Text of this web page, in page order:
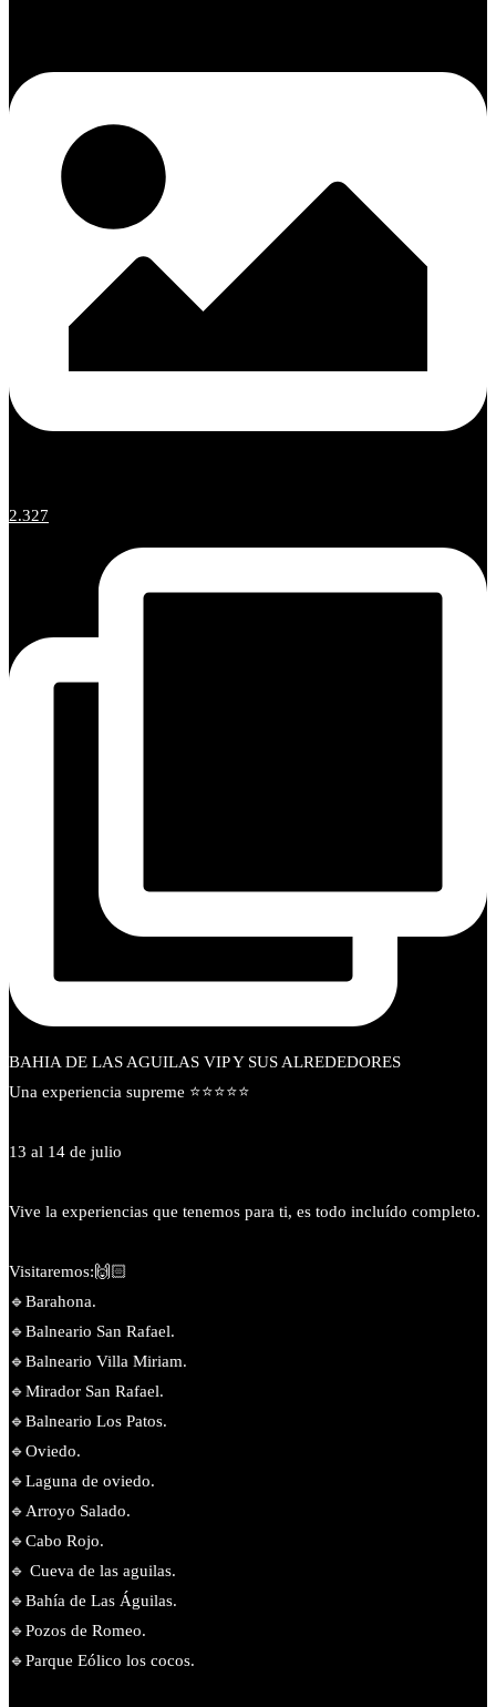
2.327
BAHIA DE LAS AGUILAS VIP Y SUS ALREDEDORES
Una experiencia supreme ⭐⭐⭐⭐⭐
13 al 14 de julio
Vive la experiencias que tenemos para ti, es todo incluído completo.
Visitaremos:🙌🏻
🔹️Barahona.
🔹️Balneario San Rafael.
🔹️Balneario Villa Miriam.
🔹Mirador San Rafael.
🔹️Balneario Los Patos.
🔹Oviedo.
🔹️Laguna de oviedo.
🔹️Arroyo Salado.
🔹Cabo Rojo.
🔹 Cueva de las aguilas.
🔹️Bahía de Las Águilas.
🔹️Pozos de Romeo.
🔹️Parque Eólico los cocos.